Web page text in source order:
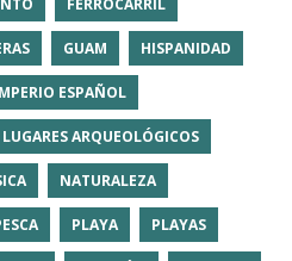
GUAM HISPANIDAD
ESPAÑOL
LUGARES ARQUEOLÓGICOS
NATURALEZA
PLAYA PLAYAS